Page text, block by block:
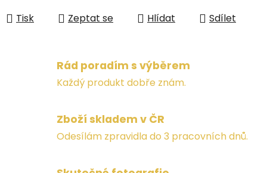
Tisk Zeptat se Hlídat Sdílet
Rád poradím s výběrem
Každý produkt dobře znám.
Zboží skladem v ČR
Odesílám zpravidla do 3 pracovních dnů.